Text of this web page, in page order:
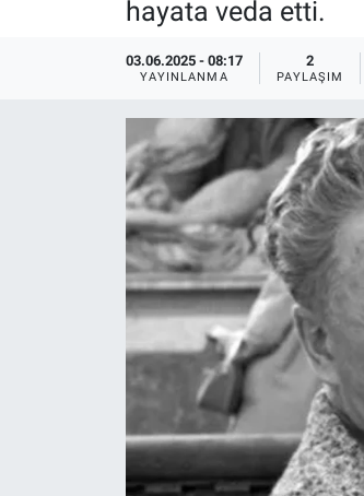
hayata veda etti.
03.06.2025 - 08:17
YAYINLANMA
2
PAYLAŞIM
Eğlence
Ekonomi
Gerçeğin İzinde
Gün Başlıyor
Gün Bitiyor
Gün Ortası